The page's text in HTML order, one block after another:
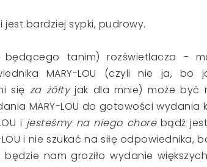
bardziej sypki, pudrowy.
tanim) rozświetlacza -
MARY-LOU (czyli nie ja, bo
się za żółtyjak dla mnie) może być
MARY-LOU do gotowości wydania
i jesteśmy na niego chore bądź
i nie szukać na siłę odpowiednika,
nam groziło wydanie